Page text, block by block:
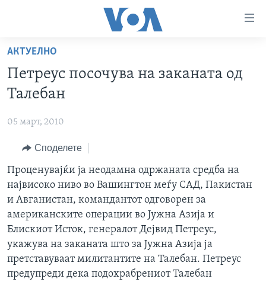
пристапност
Премини
на
главната
Премини
за
навигација
Пребарувај
РУБРИКИ
МАКЕДОНИЈА
СВЕТ
ЕКОНОМИЈА
ЗДРАВЈЕ
НАУКА
УМЕТНОСТ И ЗАБАВА
ИНТЕРВЈУА
ДОКУМЕНТАРЦИ
АРХИВИРАНА ПРОГРАМА
NEWSFLASH - АРХИВА
ВЕСТИ ОД САД ВО МИНУТА - АРХИВА
ИЗБОРИ ВО САД 2020 - АРХИВА
ЗА НАС
Learning English
НАКУСО...
АКТУЕЛНО
Петреус посочува на заканата од
Талебан
05 март, 2010
Споделете
Проценувајќи ја неодамна одржаната средба на
највисоко ниво во Вашингтон меѓу САД, Пакистан
и Авганистан, командантот одговорен за
американските операции во Јужна Азија и
Блискиот Исток, генералот Дејвид Петреус,
укажува на заканата што за Јужна Азија ја
претставуваат милитантите на Талебан. Петреус
предупреди дека подохрабрениот Талебан